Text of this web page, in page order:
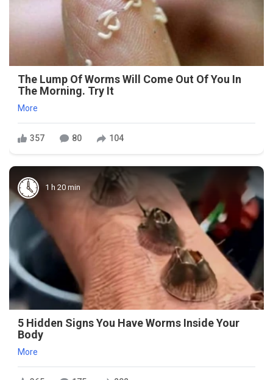
The Lump Of Worms Will Come Out Of You In
The Morning. Try It
More
357 80 104
1 h 20 min
5 Hidden Signs You Have Worms Inside Your
Body
More